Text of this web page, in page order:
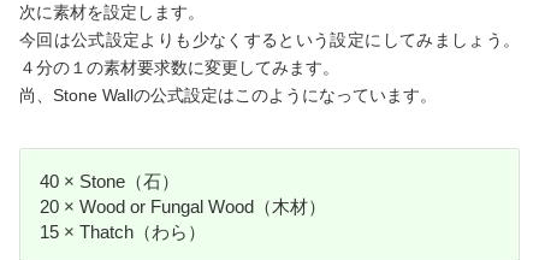
次に素材を設定します。
今回は公式設定よりも少なくするという設定にしてみましょう。
４分の１の素材要求数に変更してみます。
尚、Stone Wallの公式設定はこのようになっています。
40 × Stone（石）
20 × Wood or Fungal Wood（木材）
15 × Thatch（わら）